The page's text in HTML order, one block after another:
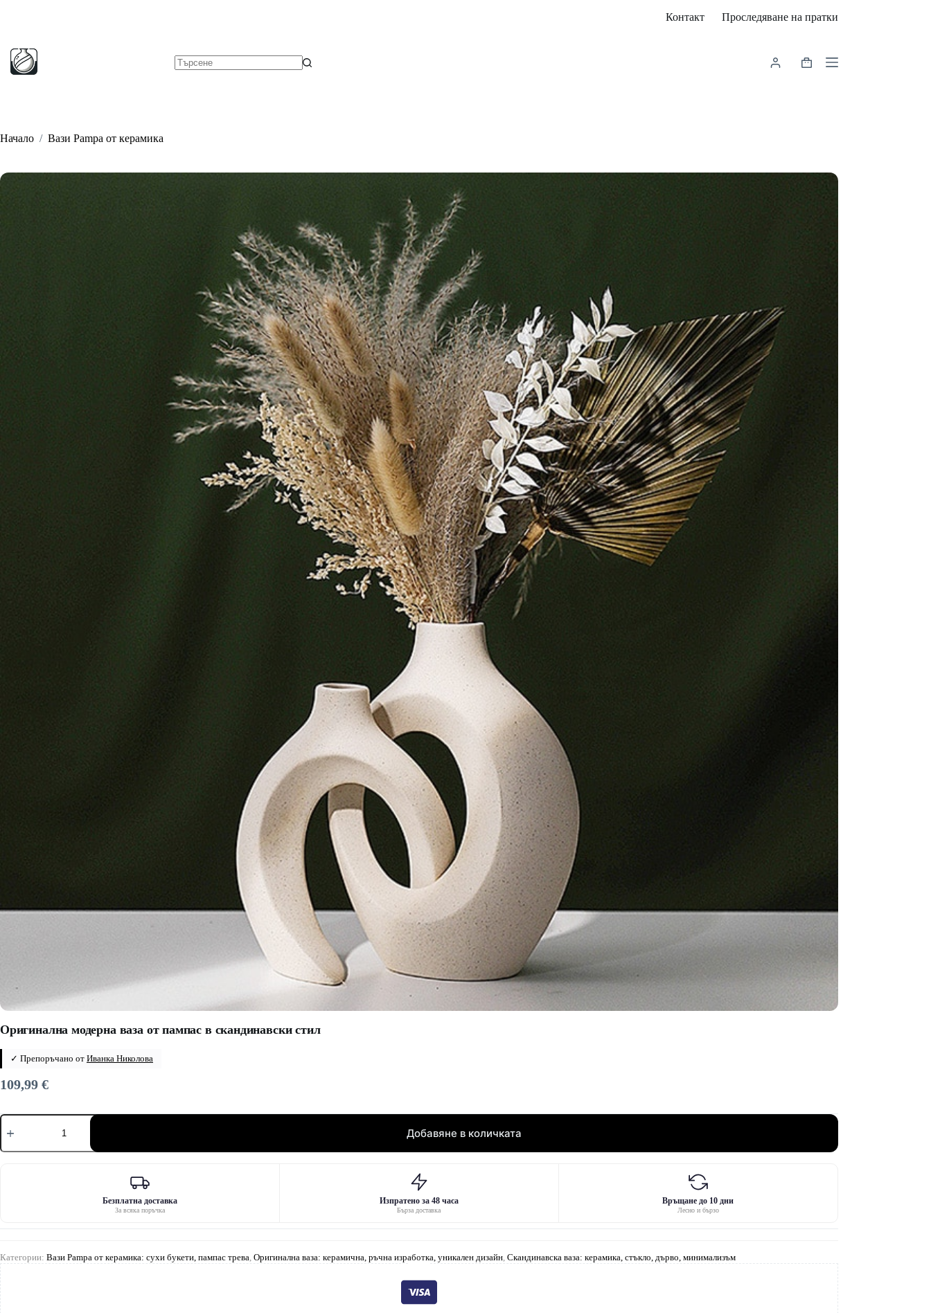
Контакт Проследяване на пратки
Shopping
Начало / Вази Pampa от керамика
Оригинална модерна ваза от пампас в скандинавски стил
✓ Препоръчано от Иванка Николова
109,99 €
количество
за
модерна
Добавяне в количката
Безплатна доставка
За всяка поръчка
Изпратено за 48 часа
Бърза доставка
Връщане до 10 дни
Лесно и бързо
Категории: Вази Pampa от керамика: сухи букети, пампас трева Оригинална ваза: керамична, ръчна изработка, уникален дизайн Скандинавска ваза: керамика, стъкло, дърво, минимализъм